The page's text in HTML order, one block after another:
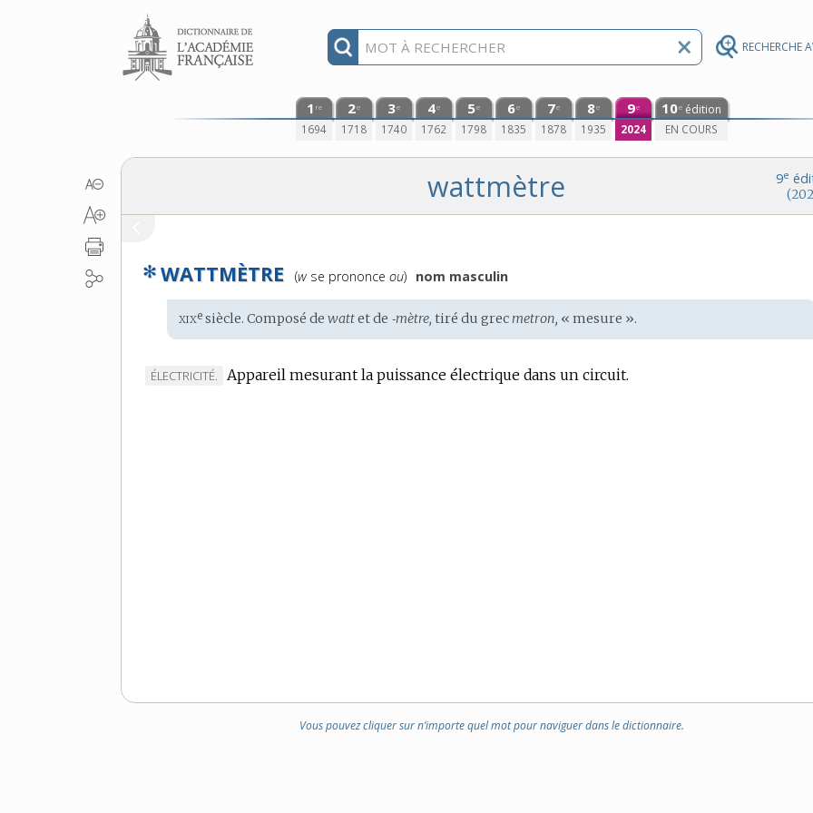
RECHERCHE
Aller au contenu
1 re
1694
2e
1718
3e
1740
4e
1762
5e
1798
6e
1835
7e
1878
8e
1935
9e
2024
10e édition
EN COURS
9e
wattmètre
✻ WATTMÈTRE
Prononciation
(w se prononceou) nom masculin
Étymologie
:
xixe siècle. Composé dewattet de ‑mètre, tiré dugrecmetron, « mesure ».
MARQUE
ÉLECTRICITÉ. Appareil mesurant la puissance électrique dans un circuit.
Vous pouvez cliquer sur n’importe quel mot pour naviguer dans le dictionnaire.